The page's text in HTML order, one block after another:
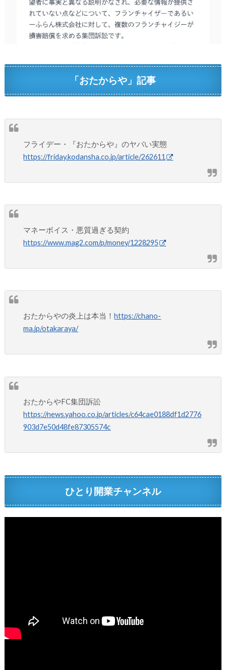
「おたからや」記事
フライデー・『おたからや』のヤバい実態
https://friday.kodansha.co.jp/article/262611
マネーボイス・悪質過ぎる契約
https://www.mag2.com/p/money/1228295
おたからやの炎上は本当！https://chano-
ma.jp/otakaraya/
おたからやFC集団訴訟
https://news.yahoo.co.jp/articles/c64cae0188df1d2776
903d7e50d48fe87305574c
ひとり開業チャンネル